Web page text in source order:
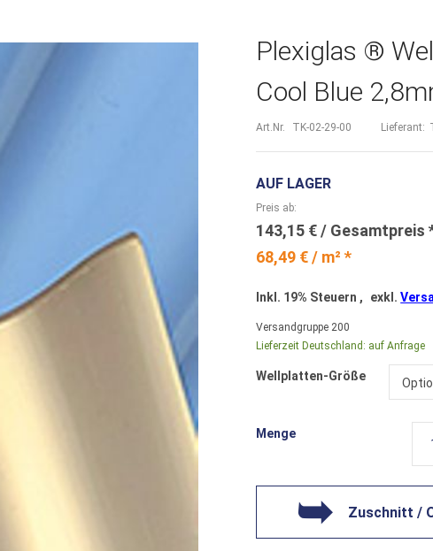
Plexiglas ®
Cool Blue
Art.Nr. TK-02-29-00 Lieferant:
AUF LAGER
68,49 € / m² *
Preis ab
143,15 €
Inkl. 19% Steuern , exkl.
Versandgruppe 200
Lieferzeit Deutschland: auf Anfrage
Wellplatten-Größe
Menge
Zuschnitt /